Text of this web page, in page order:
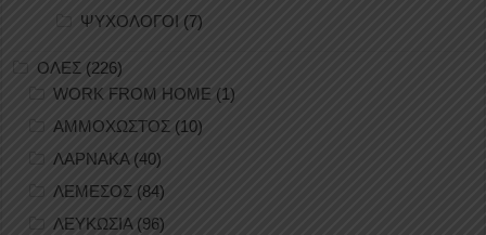
ΨΥΧΟΛΟΓΟΙ (7)
ΟΛΕΣ (226)
WORK FROM HOME (1)
ΑΜΜΟΧΩΣΤΟΣ (10)
ΛΑΡΝΑΚΑ(40)
ΛΕΜΕΣΟΣ (84)
ΛΕΥΚΩΣΙΑ(96)